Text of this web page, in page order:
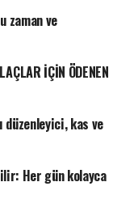
zaman ve
İÇİN ÖDENEN
düzenleyici, kas ve
Her gün kolayca